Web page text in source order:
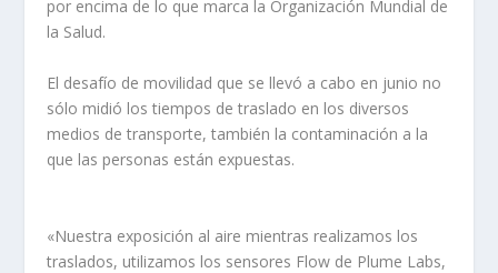
por encima de lo que marca la Organización Mundial de
la Salud.
El desafío de movilidad que se llevó a cabo en junio no
sólo midió los tiempos de traslado en los diversos
medios de transporte, también la contaminación a la
que las personas están expuestas.
«Nuestra exposición al aire mientras realizamos los
traslados, utilizamos los sensores Flow de Plume Labs,